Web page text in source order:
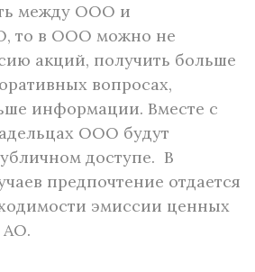
между ООО и
то в ООО можно не
акций, получить больше
вопросах,
информации. Вместе с
ООО будут
доступе. В
предпочтение отдается
эмиссии ценных
АО.